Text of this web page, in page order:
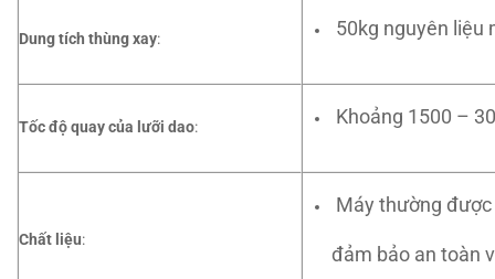
Dung tích thùng xay: 50kg nguyên liệu
Tốc độ quay của lưỡi dao: Khoảng 1500 –
Chất liệu:
Máy thường được
đảm bảo an toàn